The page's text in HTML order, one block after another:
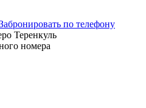
по телефону